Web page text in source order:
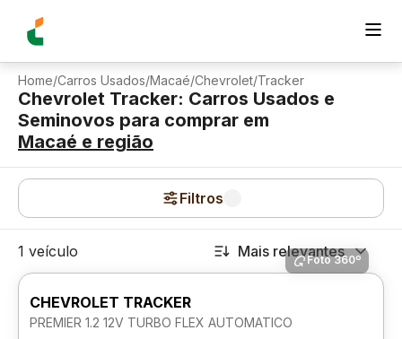
Home/Carros Usados/Macaé/Chevrolet/Tracker
Chevrolet Tracker: Carros Usados e
Seminovos para comprar em
Macaé e região
Filtros
1 veículo Mais relevantes
Foto 360º
CHEVROLET TRACKER
PREMIER 1.2 12V TURBO FLEX AUTOMATICO